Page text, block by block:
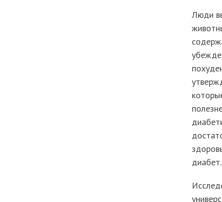
Люди
диабет.